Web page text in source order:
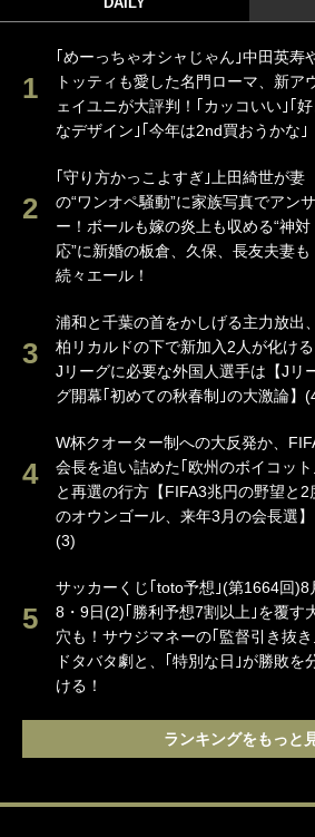
｢めーっちゃオシャじゃん｣中田英寿
トッティも愛した名門ローマ、新ア
ェイユニが大評判！｢カッコいい｣｢好
なデザイン｣｢今年は2nd買おうかな｣
｢守り方かっこよすぎ｣上田綺世が妻
の“ワンオペ騒動”に家族写真でアンサ
ー！ボールも嫁の炎上も収める“神対
応”に新婚の板倉、久保、長友夫妻も
続々エール！
浦和と千葉の首をかしげる主力放出、
柏リカルドの下で新加入2人が化ける
Jリーグに必要な外国人選手は【Jリ
グ開幕｢初めての秋春制｣の大激論】
W杯クオーター制への大反発か、
会長を追い詰めた｢欧州のボイコット
と再選の行方【FIFA3兆円の野望と2
のオウンゴール、来年3月の会長選】
(3)
サッカーくじ｢toto予想｣(第1664回)8
8・9日(2)｢勝利予想7割以上｣を覆す
穴も！サウジマネーの｢監督引き抜き
ドタバタ劇と、｢特別な日｣が勝敗を
ける！
ランキングをもっと